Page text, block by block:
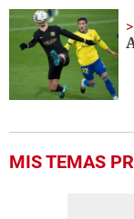
MIS TEMAS